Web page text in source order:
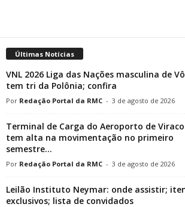
Últimas Notícias
VNL 2026 Liga das Nações masculina de
tem tri da Polônia; confira
Redação Portal da RMC - 3 de agosto de 2026
Terminal de Carga do Aeroporto de
tem alta na movimentação no primeiro
semestre...
Redação Portal da RMC - 3 de agosto de 2026
Leilão Instituto Neymar: onde assistir;
exclusivos; lista de convidados